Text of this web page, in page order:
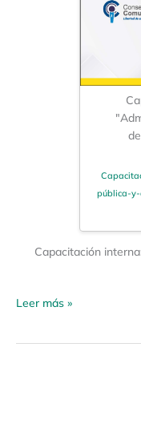
pública-y-
Capacitación
Leer más »